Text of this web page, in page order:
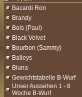
Bacardi Ron
Brandy
Bols (Paul)
Black Velvet
Bourbon (Sammy)
Baileys
Bluna
Gewichtstabelle B-Wurf
Unser Aussehen 1 - 8
Woche B-Wurf